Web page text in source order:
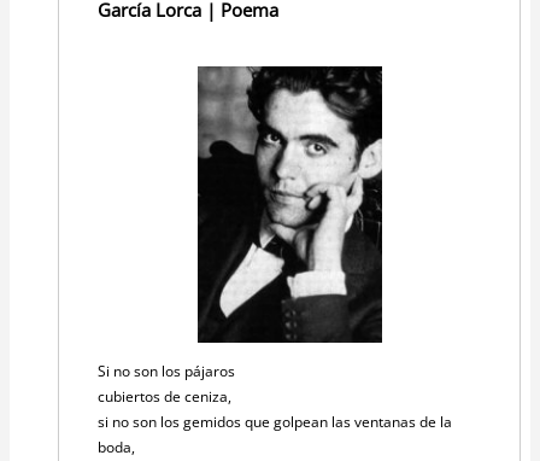
García Lorca | Poema
Si no son los pájaros
cubiertos de ceniza,
si no son los gemidos que golpean las ventanas de la
boda,